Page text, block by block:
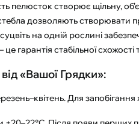
пелюсток створює щільну,
дозволяють створювати
на одній рослині
гарантія стабільної схожості
«Вашої Грядки»:
Для